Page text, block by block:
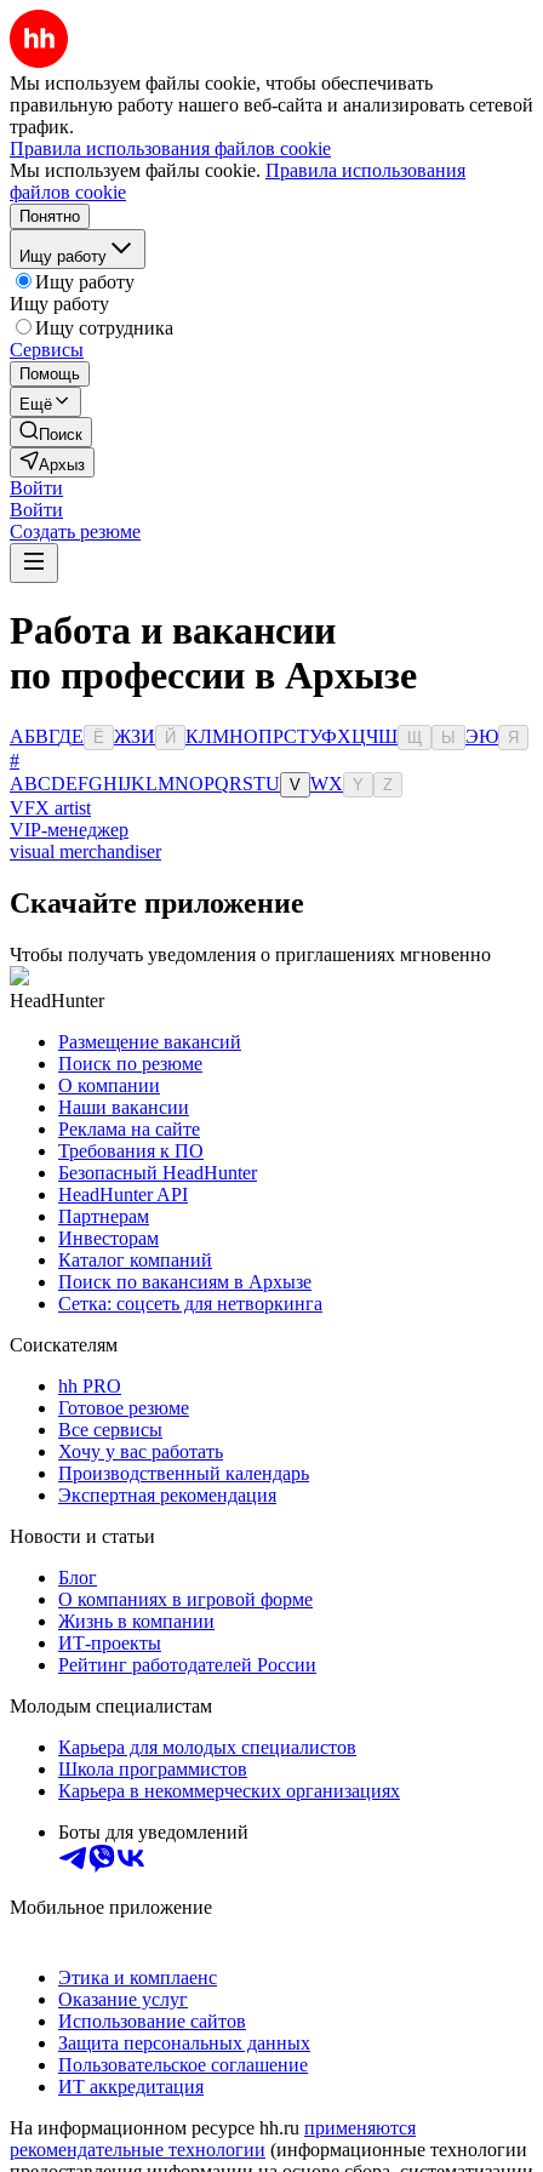
Мы используем файлы cookie, чтобы обеспечивать
правильную работу нашего веб-сайта и анализировать сетевой
трафик.
Правила использования файлов cookie
Мы используем файлы cookie. Правила использования
файлов cookie
Понятно
Ищу работу
Ищу работу
Ищу работу
Ищу сотрудника
Сервисы
Помощь
Ещё
Поиск
Архыз
Войти
Войти
Создать резюме
Работа и вакансии
по профессии в Архызе
АБВГДЕ Ё ЖЗИ Й КЛМНОПРСТУФХЦЧШ Ы ЭЮ Я
#
ABCDEFGHIJKLMNOPQRSTU V WX Y Z
VFX artist
VIP-менеджер
visual merchandiser
Скачайте приложение
Чтобы получать уведомления о приглашениях мгновенно
HeadHunter
Размещение вакансий
Поиск по резюме
О компании
Наши вакансии
Реклама на сайте
Требования к ПО
Безопасный HeadHunter
HeadHunter API
Партнерам
Инвесторам
Каталог компаний
Поиск по вакансиям в Архызе
Сетка: соцсеть для нетворкинга
Соискателям
hh PRO
Готовое резюме
Все сервисы
Хочу у вас работать
Производственный календарь
Экспертная рекомендация
Новости и статьи
Блог
О компаниях в игровой форме
Жизнь в компании
ИТ-проекты
Рейтинг работодателей России
Молодым специалистам
Карьера для молодых специалистов
Школа программистов
Карьера в некоммерческих организациях
Боты для уведомлений
Мобильное приложение
Этика и комплаенс
Оказание услуг
Использование сайтов
Защита персональных данных
Пользовательское соглашение
ИТ аккредитация
На информационном ресурсе hh.ru применяются
рекомендательные технологии (информационные технологии